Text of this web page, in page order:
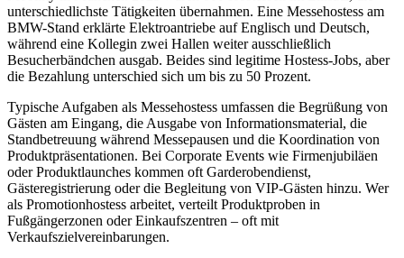
unterschiedlichste Tätigkeiten übernahmen. Eine Messehostess am
BMW-Stand erklärte Elektroantriebe auf Englisch und Deutsch,
während eine Kollegin zwei Hallen weiter ausschließlich
Besucherbändchen ausgab. Beides sind legitime Hostess-Jobs, aber
die Bezahlung unterschied sich um bis zu 50 Prozent.
Typische Aufgaben als Messehostess umfassen die Begrüßung von
Gästen am Eingang, die Ausgabe von Informationsmaterial, die
Standbetreuung während Messepausen und die Koordination von
Produktpräsentationen. Bei Corporate Events wie Firmenjubiläen
oder Produktlaunches kommen oft Garderobendienst,
Gästeregistrierung oder die Begleitung von VIP-Gästen hinzu. Wer
als Promotionhostess arbeitet, verteilt Produktproben in
Fußgängerzonen oder Einkaufszentren – oft mit
Verkaufszielvereinbarungen.